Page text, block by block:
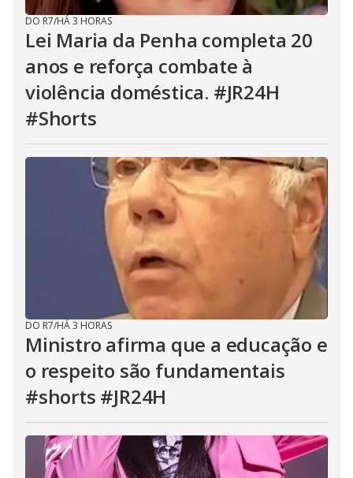
DO R7/HÁ 3 HORAS
Lei Maria da Penha completa 20
anos e reforça combate à
violência doméstica. #JR24H
#Shorts
DO R7/HÁ 3 HORAS
Ministro afirma que a educação e
o respeito são fundamentais
#shorts #JR24H